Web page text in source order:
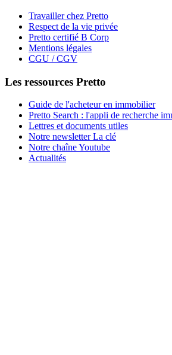
Travailler chez Pretto
Respect de la vie privée
Pretto certifié B Corp
Mentions légales
CGU / CGV
Les ressources Pretto
Guide de l'acheteur en immobilier
Pretto Search : l'appli de recherche
Lettres et documents utiles
Notre newsletter La clé
Notre chaîne Youtube
Actualités